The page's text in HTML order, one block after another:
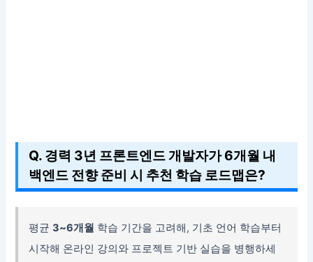
Q. 경력 3년 프론트엔드 개발자가 6개월 내
백엔드 전향 준비 시 추천 학습 로드맵은?
평균3~6개월 학습 기간을 고려해, 기초 언어 학습부터
시작해 온라인 강의와 프로젝트 기반 실습을 병행하세